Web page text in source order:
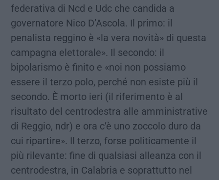
federativa di Ncd e Udc che candida a
governatore Nico D’Ascola. Il primo: il
penalista reggino è «la vera novità» di questa
campagna elettorale». Il secondo: il
bipolarismo è finito e «noi non possiamo
essere il terzo polo, perché non esiste più il
secondo. È morto ieri (il riferimento è al
risultato del centrodestra alle amministrative
di Reggio, ndr) e ora c’è uno zoccolo duro da
cui ripartire». Il terzo, forse politicamente il
più rilevante: fine di qualsiasi alleanza con il
centrodestra, in Calabria e soprattutto nel